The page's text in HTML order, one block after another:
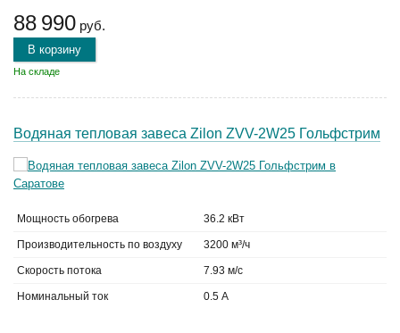
88 990 руб.
В корзину
На складе
Водяная тепловая завеса Zilon ZVV-2W25 Гольфстрим
Мощность обогрева 36.2 кВт
Производительность по воздуху 3200 м³/ч
Скорость потока 7.93 м/с
Номинальный ток 0.5 А